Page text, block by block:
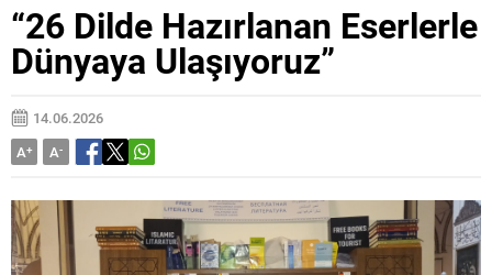
“26 Dilde Hazırlanan Eserlerle
Dünyaya Ulaşıyoruz”
14.06.2026
A+ A-